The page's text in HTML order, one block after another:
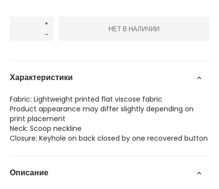
НЕТ В НАЛИЧИИ
Характеристики
Fabric: Lightweight printed flat viscose fabric
Product appearance may differ slightly depending on
print placement
Neck: Scoop neckline
Closure: Keyhole on back closed by one recovered button
Описание